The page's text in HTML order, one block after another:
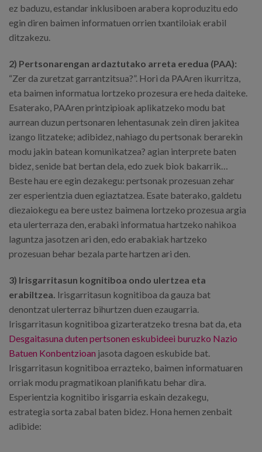
ez baduzu, estandar inklusiboen arabera koproduzitu edo
egin diren baimen informatuen orrien txantiloiak erabil
ditzakezu.
2) Pertsonarengan ardaztutako arreta eredua (PAA):
“Zer da zuretzat garrantzitsua?”. Hori da PAAren ikurritza,
eta baimen informatua lortzeko prozesura ere heda daiteke.
Esaterako, PAAren printzipioak aplikatzeko modu bat
aurrean duzun pertsonaren lehentasunak zein diren jakitea
izango litzateke; adibidez, nahiago du pertsonak berarekin
modu jakin batean komunikatzea? agian interprete baten
bidez, senide bat bertan dela, edo zuek biok bakarrik…
Beste hau ere egin dezakegu: pertsonak prozesuan zehar
zer esperientzia duen egiaztatzea. Esate baterako, galdetu
diezaiokegu ea bere ustez baimena lortzeko prozesua argia
eta ulerterraza den, erabaki informatua hartzeko nahikoa
laguntza jasotzen ari den, edo erabakiak hartzeko
prozesuan behar bezala parte hartzen ari den.
3) Irisgarritasun kognitiboa ondo ulertzea eta
erabiltzea. Irisgarritasun kognitiboa da gauza bat
denontzat ulerterraz bihurtzen duen ezaugarria.
Irisgarritasun kognitiboa gizarteratzeko tresna bat da, eta
Desgaitasuna duten pertsonen eskubideei buruzko Nazio
Batuen Konbentzioan jasota dagoen eskubide bat.
Irisgarritasun kognitiboa errazteko, baimen informatuaren
orriak modu pragmatikoan planifikatu behar dira.
Esperientzia kognitibo irisgarria eskain dezakegu,
estrategia sorta zabal baten bidez. Hona hemen zenbait
adibide: